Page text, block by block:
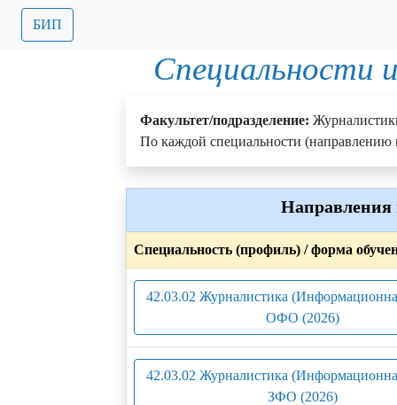
БИП
Специальности
Факультет/подразделение:
По каждой специальности (направлению
Направления
Специальность (профиль) / форма
42.03.02 Журналистика
ОФО (2026)
42.03.02 Журналистика
ЗФО (2026)